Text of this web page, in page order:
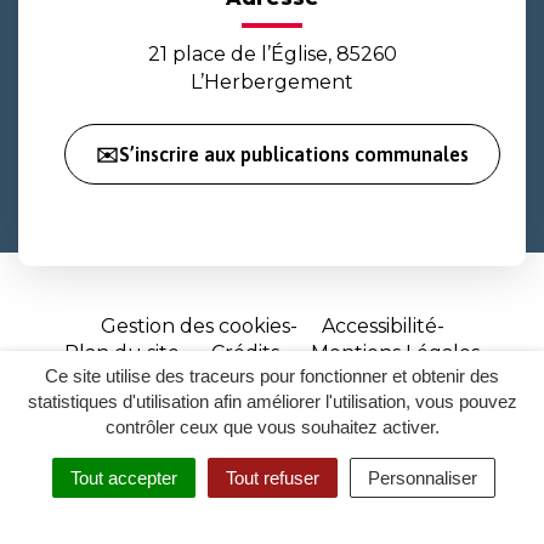
Ce site utilise des traceurs pour fonctionner et obtenir des
statistiques d'utilisation afin améliorer l'utilisation, vous pouvez
contrôler ceux que vous souhaitez activer.
Tout accepter Tout refuser Personnaliser
RECHERCHER
ACCESSIBILITÉ
21 place de l’Église, 85260
L’Herbergement
✉️S’inscrire aux publications communales
Gestion des cookies
Accessibilité
Plan du site
Crédits
Mentions Légales
Site
réalisé
par
Inovagora